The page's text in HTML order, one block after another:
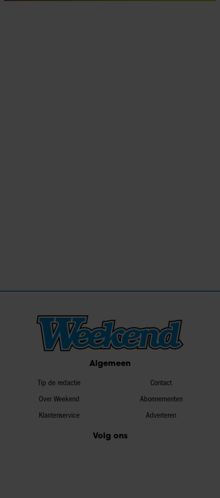
Algemeen
Tip de redactie
Over Weekend
Klantenservice
Contact
Abonnementen
Adverteren
Volg ons